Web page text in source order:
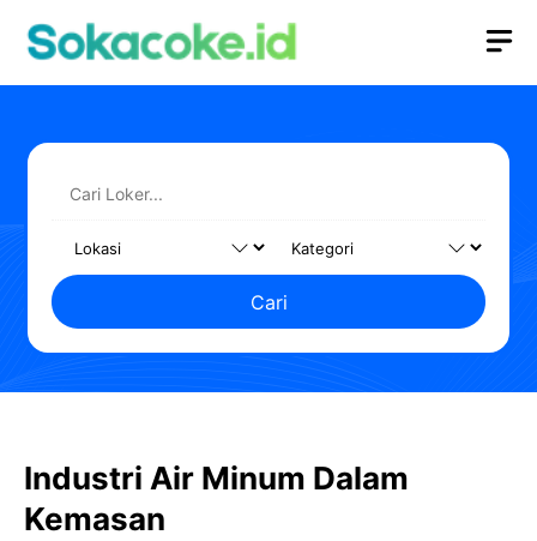
Cari
Industri Air Minum Dalam
Kemasan